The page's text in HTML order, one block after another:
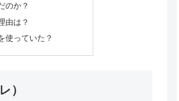
のか？
由は？
使っていた？
）